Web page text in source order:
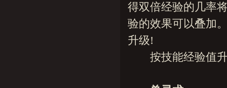
得双倍经验的几率
验的效果可以叠加
升级!
按技能经验值升